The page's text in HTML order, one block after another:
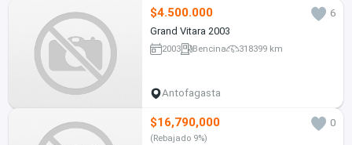
$4.500.000
6
Grand Vitara 2003
2003 Bencina 318399 km
Antofagasta
$16,790,000 0
(Rebajado 9%)